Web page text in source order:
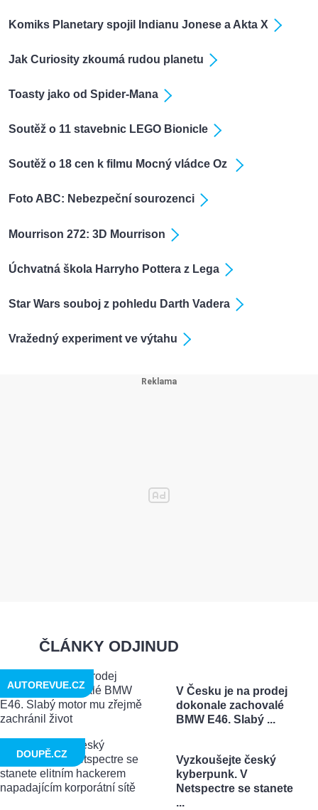
Komiks Planetary spojil Indianu Jonese a Akta X
Jak Curiosity zkoumá rudou planetu
Toasty jako od Spider-Mana
Soutěž o 11 stavebnic LEGO Bionicle
Soutěž o 18 cen k filmu Mocný vládce Oz
Foto ABC: Nebezpeční sourozenci
Mourrison 272: 3D Mourrison
Úchvatná škola Harryho Pottera z Lega
Star Wars souboj z pohledu Darth Vadera
Vražedný experiment ve výtahu
ČLÁNKY ODJINUD
V Česku je na prodej
dokonale zachovalé
BMW E46. Slabý ...
AUTOREVUE.CZ
Vyzkoušejte český
kyberpunk. V
Netspectre se stanete
...
DOUPĚ.CZ